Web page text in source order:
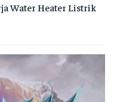
Water Heater Listrik